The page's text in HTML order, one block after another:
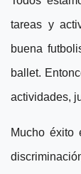
tareas y
buena
ballet.
actividades,
Mucho éxito